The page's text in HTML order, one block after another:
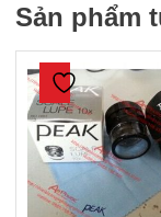
Sản phẩm